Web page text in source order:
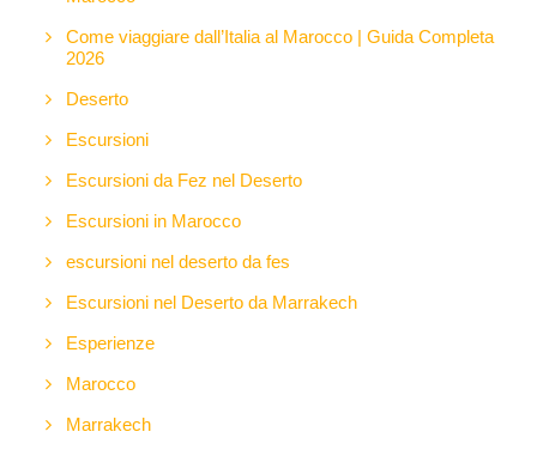
Come viaggiare dall’Italia al Marocco | Guida Completa
2026
Deserto
Escursioni
Escursioni da Fez nel Deserto
Escursioni in Marocco
escursioni nel deserto da fes
Escursioni nel Deserto da Marrakech
Esperienze
Marocco
Marrakech